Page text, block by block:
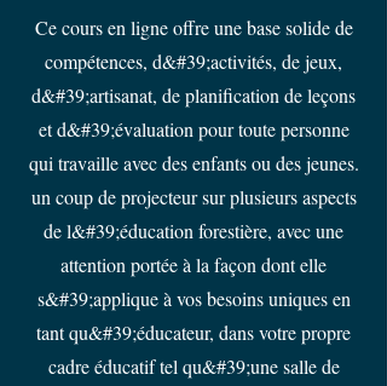
Ce cours en ligne offre une base solide de
compétences, d&#39;activités, de jeux,
d&#39;artisanat, de planification de leçons
et d&#39;évaluation pour toute personne
qui travaille avec des enfants ou des jeunes.
un coup de projecteur sur plusieurs aspects
de l&#39;éducation forestière, avec une
attention portée à la façon dont elle
s&#39;applique à vos besoins uniques en
tant qu&#39;éducateur, dans votre propre
cadre éducatif tel qu&#39;une salle de